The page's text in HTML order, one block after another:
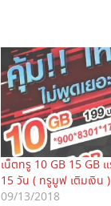
เน็ตทรู 10 GB 15 GB
15 วัน ( ทรูมูฟ เติมเงิน )
09/13/2018